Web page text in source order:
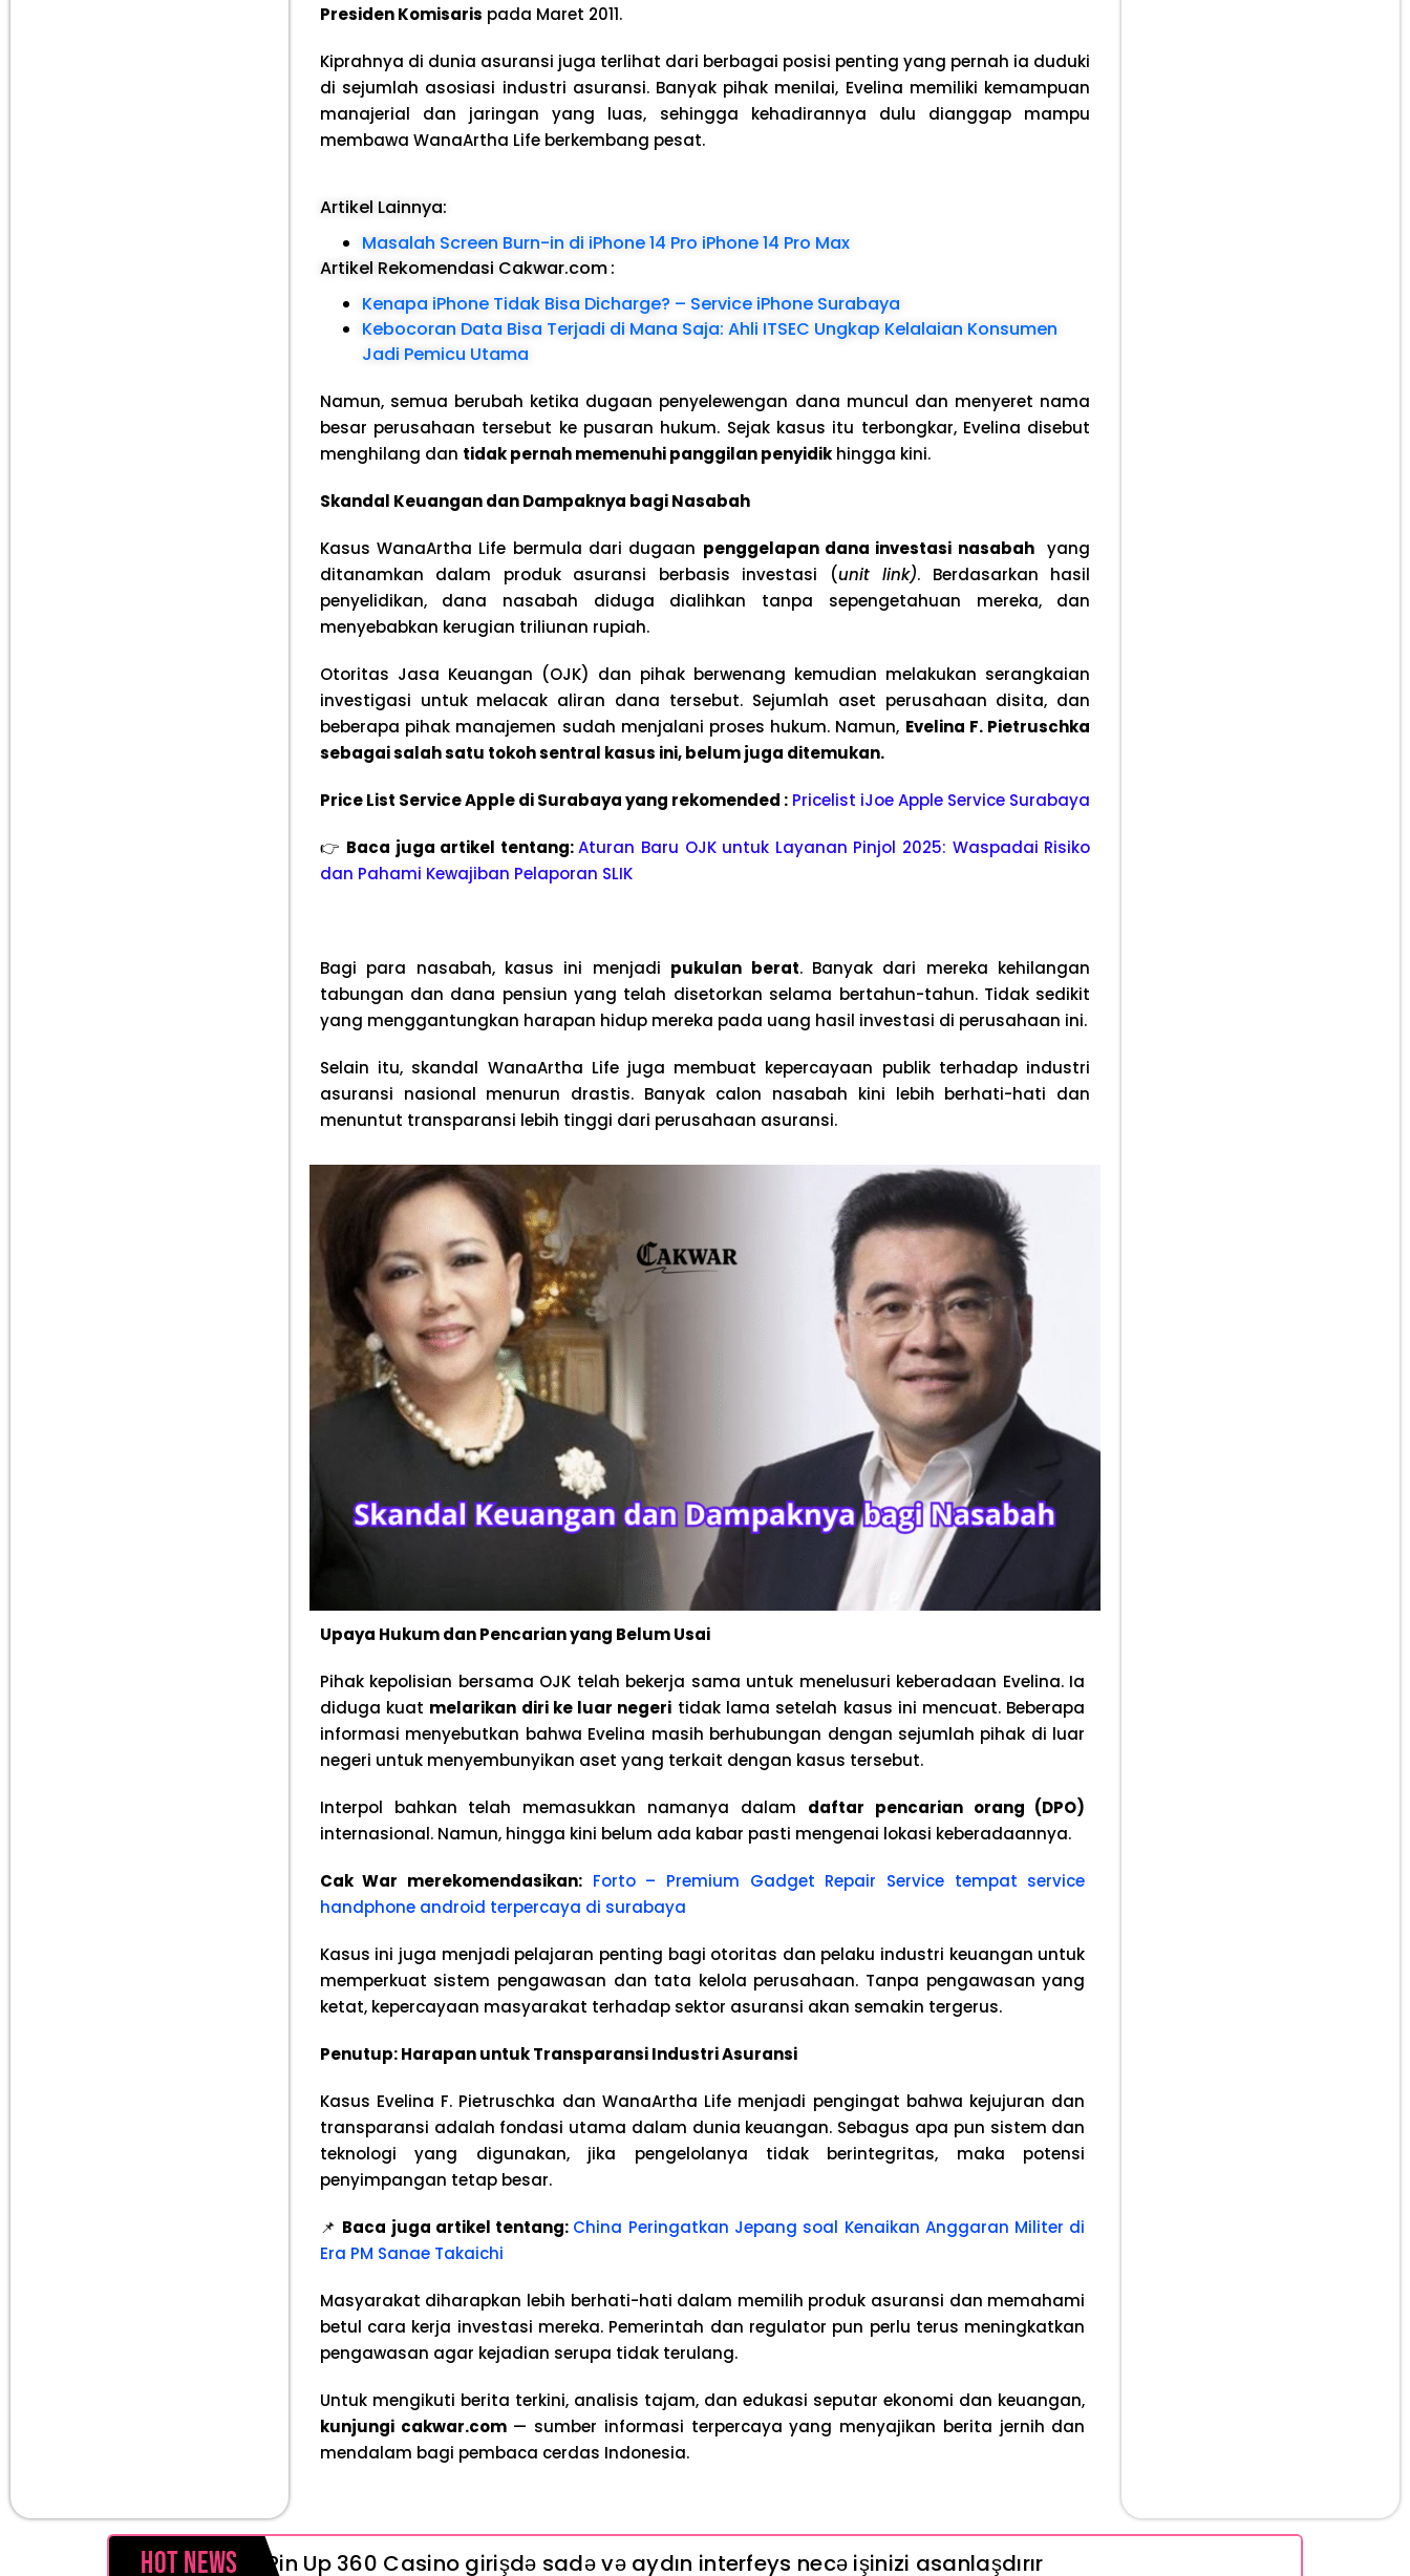
Presiden Komisaris pada Maret 2011.
Kiprahnya di dunia asuransi juga terlihat dari berbagai posisi penting yang pernah ia duduki
di sejumlah asosiasi industri asuransi. Banyak pihak menilai, Evelina memiliki kemampuan
manajerial dan jaringan yang luas, sehingga kehadirannya dulu dianggap mampu
membawa WanaArtha Life berkembang pesat.
Artikel Lainnya:
Masalah Screen Burn-in di iPhone 14 Pro iPhone 14 Pro Max
Artikel Rekomendasi Cakwar.com:
Kenapa iPhone Tidak Bisa Dicharge? – Service iPhone Surabaya
Kebocoran Data Bisa Terjadi di Mana Saja: Ahli ITSEC Ungkap Kelalaian Konsumen
Jadi Pemicu Utama
Namun, semua berubah ketika dugaan penyelewengan dana muncul dan menyeret nama
besar perusahaan tersebut ke pusaran hukum. Sejak kasus itu terbongkar, Evelina disebut
menghilang dan tidak pernah memenuhi panggilan penyidikhingga kini.
Skandal Keuangan dan Dampaknya bagi Nasabah
Kasus WanaArtha Life bermula dari dugaan penggelapan dana investasi nasabahyang
ditanamkan dalam produk asuransi berbasis investasi (unit link). Berdasarkan hasil
penyelidikan, dana nasabah diduga dialihkan tanpa sepengetahuan mereka, dan
menyebabkan kerugian triliunan rupiah.
Otoritas Jasa Keuangan (OJK) dan pihak berwenang kemudian melakukan serangkaian
investigasi untuk melacak aliran dana tersebut. Sejumlah aset perusahaan disita, dan
beberapa pihak manajemen sudah menjalani proses hukum. Namun, Evelina F. Pietruschka
sebagai salah satu tokoh sentral kasus ini, belum juga ditemukan.
Price List Service Apple di Surabaya yang rekomended : Pricelist iJoe Apple Service Surabaya
👉 Baca juga artikel tentang:Aturan Baru OJK untuk Layanan Pinjol 2025: Waspadai Risiko
dan Pahami Kewajiban Pelaporan SLIK
Bagi para nasabah, kasus ini menjadi pukulan berat. Banyak dari mereka kehilangan
tabungan dan dana pensiun yang telah disetorkan selama bertahun-tahun. Tidak sedikit
yang menggantungkan harapan hidup mereka pada uang hasil investasi di perusahaan ini.
Selain itu, skandal WanaArtha Life juga membuat kepercayaan publik terhadap industri
asuransi nasional menurun drastis. Banyak calon nasabah kini lebih berhati-hati dan
menuntut transparansi lebih tinggi dari perusahaan asuransi.
Upaya Hukum dan Pencarian yang Belum Usai
Pihak kepolisian bersama OJK telah bekerja sama untuk menelusuri keberadaan Evelina. Ia
diduga kuat melarikan diri ke luar negeri tidak lama setelah kasus ini mencuat. Beberapa
informasi menyebutkan bahwa Evelina masih berhubungan dengan sejumlah pihak di luar
negeri untuk menyembunyikan aset yang terkait dengan kasus tersebut.
Interpol bahkan telah memasukkan namanya dalam daftar pencarian orang (DPO)
internasional. Namun, hingga kini belum ada kabar pasti mengenai lokasi keberadaannya.
Cak War merekomendasikan: Forto – Premium Gadget Repair Service tempat service
handphone android terpercaya di surabaya
Kasus ini juga menjadi pelajaran penting bagi otoritas dan pelaku industri keuangan untuk
memperkuat sistem pengawasan dan tata kelola perusahaan. Tanpa pengawasan yang
ketat, kepercayaan masyarakat terhadap sektor asuransi akan semakin tergerus.
Penutup: Harapan untuk Transparansi Industri Asuransi
Kasus Evelina F. Pietruschka dan WanaArtha Life menjadi pengingat bahwa kejujuran dan
transparansi adalah fondasi utama dalam dunia keuangan. Sebagus apa pun sistem dan
teknologi yang digunakan, jika pengelolanya tidak berintegritas, maka potensi
penyimpangan tetap besar.
📌 Baca juga artikel tentang: China Peringatkan Jepang soal Kenaikan Anggaran Militer di
Era PM Sanae Takaichi
Masyarakat diharapkan lebih berhati-hati dalam memilih produk asuransi dan memahami
betul cara kerja investasi mereka. Pemerintah dan regulator pun perlu terus meningkatkan
pengawasan agar kejadian serupa tidak terulang.
Untuk mengikuti berita terkini, analisis tajam, dan edukasi seputar ekonomi dan keuangan,
kunjungi cakwar.com— sumber informasi terpercaya yang menyajikan berita jernih dan
mendalam bagi pembaca cerdas Indonesia.
Hot News Pin Up 360 Casino girişdə sadə və aydın interfeys necə işinizi asanlaşdırır